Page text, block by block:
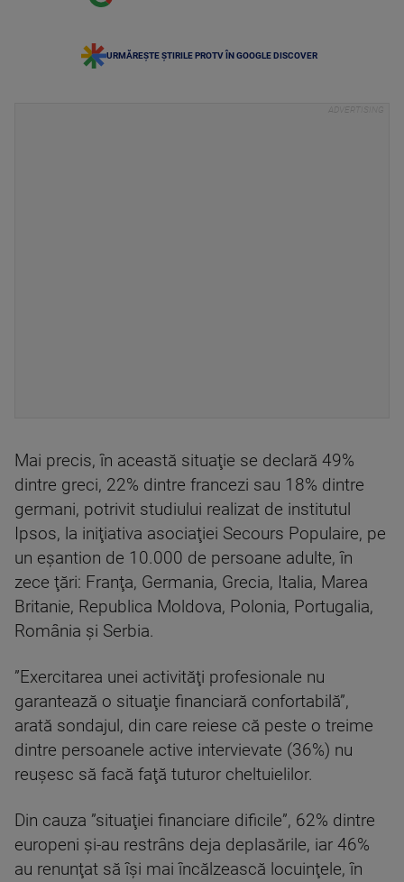
URMĂREȘTE ȘTIRILE PROTV ÎN GOOGLE DISCOVER
Mai precis, în această situaţie se declară 49%
dintre greci, 22% dintre francezi sau 18% dintre
germani, potrivit studiului realizat de institutul
Ipsos, la iniţiativa asociaţiei Secours Populaire, pe
un eşantion de 10.000 de persoane adulte, în
zece ţări: Franţa, Germania, Grecia, Italia, Marea
Britanie, Republica Moldova, Polonia, Portugalia,
România şi Serbia.
”Exercitarea unei activităţi profesionale nu
garantează o situaţie financiară confortabilă”,
arată sondajul, din care reiese că peste o treime
dintre persoanele active intervievate (36%) nu
reuşesc să facă faţă tuturor cheltuielilor.
Din cauza ”situaţiei financiare dificile”, 62% dintre
europeni şi-au restrâns deja deplasările, iar 46%
au renunţat să îşi mai încălzească locuinţele, în